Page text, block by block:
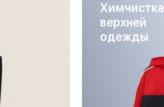
Химчистка
верхней
одежды